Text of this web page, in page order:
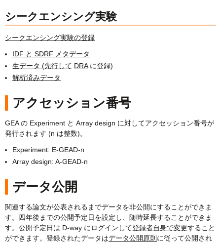
シークエンシング実験
シークエンシング実験の登録
IDF と SDRF メタデータ
生データ (先行して DRAに登録)
解析済みデータ
アクセッション番号
GEA の Experiment と Array design に対してアクセッション番号が
発行されます (n は整数)。
Experiment: E-GEAD-n
Array design: A-GEAD-n
データ公開
関連する論文が公表されるまでデータを非公開にすることができま
す。四年後までの公開予定日を設定し、随時延長することができま
す。公開予定日は D-way にログインして登録者自身で変更すること
ができます。登録されたデータはデータ公開原則 に従って公開され